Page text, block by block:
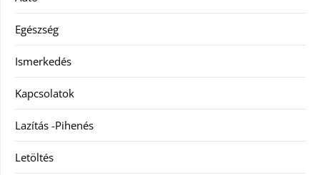
Egészség
Ismerkedés
Kapcsolatok
Lazítás -Pihenés
Letöltés